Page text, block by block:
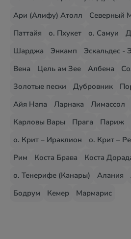
Ари (Алифу) Атолл
Северный
Паттайя
о. Пхукет о. Самуи
Шарджа
Энкамп Эскальдес -
Вена
Цель ам Зее Албена
Золотые пески
Дубровник
Айя Напа
Ларнака Лимассол
Карловы Вары
Прага Париж
о. Крит – Ираклион
о. Крит –
Рим
Коста Брава Коста
о. Тенерифе (Канары)
Алания
Бодрум
Кемер Мармарис